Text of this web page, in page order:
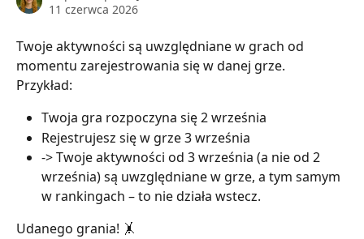
11 czerwca 2026
Twoje aktywności są uwzględniane w grach od
momentu zarejestrowania się w danej grze.
Przykład:
Twoja gra rozpoczyna się 2 września
Rejestrujesz się w grze 3 września
-> Twoje aktywności od 3 września (a nie od 2
września) są uwzględniane w grze, a tym samym
w rankingach – to nie działa wstecz.
Udanego grania! 🤸